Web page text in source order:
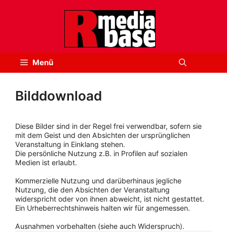
Menü
Bilddownload
Diese Bilder sind in der Regel frei verwendbar, sofern sie
mit dem Geist und den Absichten der ursprünglichen
Veranstaltung in Einklang stehen.
Die persönliche Nutzung z.B. in Profilen auf sozialen
Medien ist erlaubt.
Kommerzielle Nutzung und darüberhinaus jegliche
Nutzung, die den Absichten der Veranstaltung
widerspricht oder von ihnen abweicht, ist nicht gestattet.
Ein Urheberrechtshinweis halten wir für angemessen.
Ausnahmen vorbehalten (siehe auch Widerspruch).